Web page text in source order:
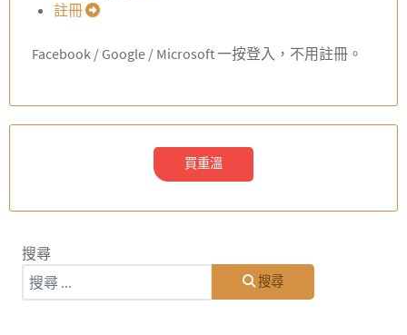
註冊
Facebook / Google / Microsoft 一按登入，不用註冊。
買重溫
搜尋
搜尋